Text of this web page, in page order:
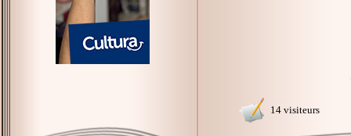
14 visiteurs